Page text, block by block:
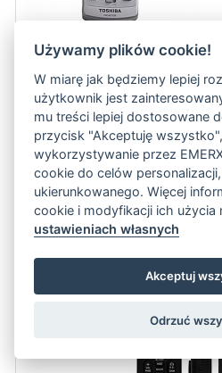
Pilot zamienny TOSHIBA BEZ
Toshiba Toshiba TDPT355
62.5 zł
Pilot OPTOMA DAWSSG do
Używamy plików cookie!
W miarę jak będziemy lepiej
użytkownik jest
mu treści lepiej dostosowane
przycisk "Akceptuję
wykorzystywanie przez
cookie do celów
ukierunkowanego. Więcej
cookie i modyfikacji ich użycia
ustawieniach własnych
Akceptuj
Odrzuć